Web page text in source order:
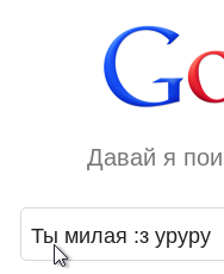
Давай я